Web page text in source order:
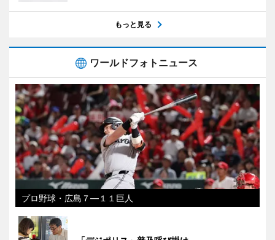
もっと見る
ワールドフォトニュース
プロ野球・広島７―１１巨人